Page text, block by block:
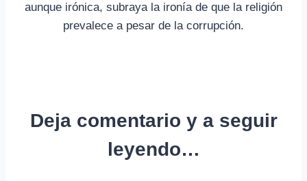
aunque irónica, subraya la ironía de que la religión
prevalece a pesar de la corrupción.
Deja comentario y a seguir
leyendo…